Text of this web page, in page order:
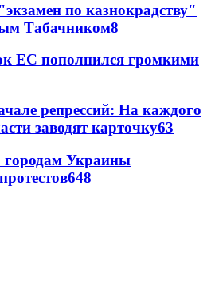
по казнокрадству"
Табачником8
ЕС пополнился громкими
репрессий: На каждого
заводят карточку63
городам Украины
648